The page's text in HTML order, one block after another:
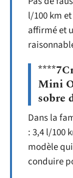
l/100 km
affirmé et
Mini
sobre
Dans la
: 3,4 l/100
modèle
conduire